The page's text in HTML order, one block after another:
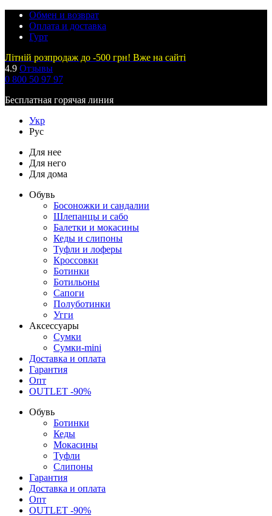
Обмен и возврат
Оплата и доставка
Гурт
Літній розпродаж до -500 грн! Вже на сайті
4.9 Отзывы
0 800 50 97 97
Бесплатная горячая линия
Укр
Рус
Для нее
Для него
Для дома
Обувь
Босоножки и сандалии
Шлепанцы и сабо
Балетки и мокасины
Кеды и слипоны
Туфли и лоферы
Кроссовки
Ботинки
Ботильоны
Сапоги
Полуботинки
Угги
Аксессуары
Сумки
Сумки-mini
Доставка и оплата
Гарантия
Опт
OUTLET -90%
Обувь
Ботинки
Кеды
Мокасины
Туфли
Слипоны
Гарантия
Доставка и оплата
Опт
OUTLET -90%